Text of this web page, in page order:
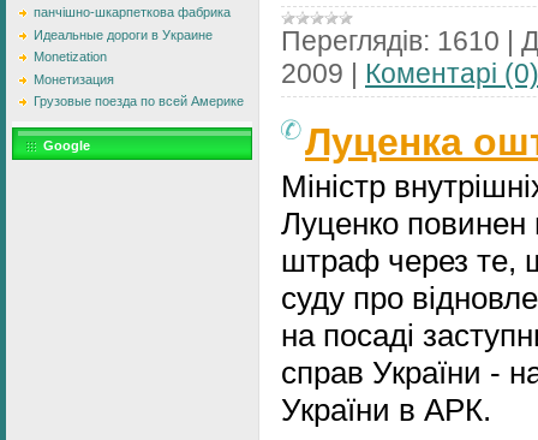
панчішно-шкарпеткова фабрика
Идеальные дороги в Украине
Monetization
Монетизация
Грузовые поезда по всей Америке
Google
Переглядів: 1610 |
2009 | Коментарі (0)
Луценка
Міністр
Луценко повинен
штраф через те,
суду про
на посаді
справ України -
України в АРК.